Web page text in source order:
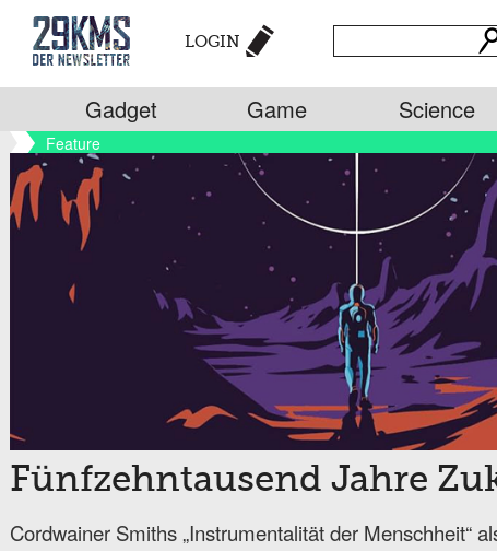
LOGIN
Gadget Game Science
Feature
Fünfzehntausend Jahre
Cordwainer Smiths „Instrumentalität der Menschheit“